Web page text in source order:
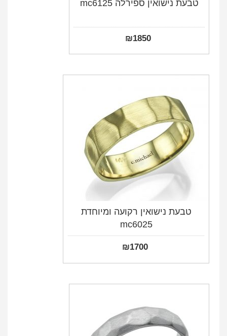
טבעת נישואין ספירלה mc6125
₪1850
טבעת נישואין רקועה ומיוחדת
mc6025
₪1700